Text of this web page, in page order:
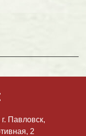
Павловск,
2